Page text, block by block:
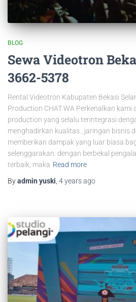
BLOG
Sewa Videotron
3662-5378
Rental Videotron Kabupaten Bekasi
Production CHAT WA Perkenalkan kami
production yang selalu terintegrasi
menghadirkan kualitas , jaringan bisnis
memberikan dampak yang luar biasa
selenggarakan. dengan berbekal
terbaik, maka Read more
Byadmin yuski 4 yearsago